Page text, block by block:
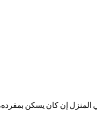
المنزل إن كان يسكن